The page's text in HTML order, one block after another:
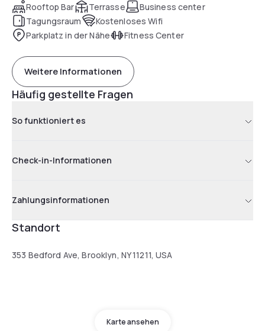
Rooftop Bar
Terrasse
Business center
Tagungsraum
Kostenloses Wifi
Parkplatz in der Nähe
Fitness Center
Weitere Informationen
Häufig gestellte Fragen
So funktioniert es
Check-in-Informationen
Zahlungsinformationen
Standort
353 Bedford Ave, Brooklyn, NY 11211, USA
Karte ansehen